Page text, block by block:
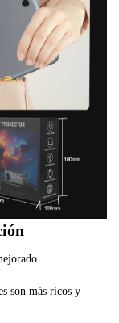
son más ricos y